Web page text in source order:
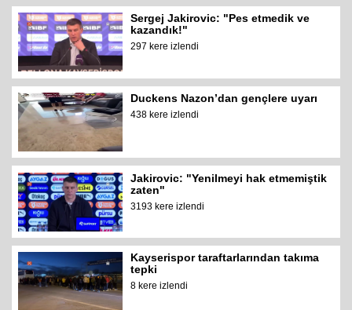
Sergej Jakirovic: "Pes etmedik ve
kazandık!"
297 kere izlendi
Duckens Nazon’dan gençlere uyarı
438 kere izlendi
Jakirovic: "Yenilmeyi hak etmemiştik
zaten"
3193 kere izlendi
Kayserispor taraftarlarından takıma
tepki
8 kere izlendi